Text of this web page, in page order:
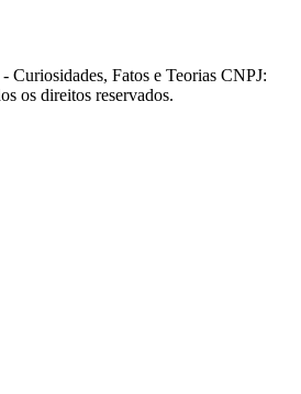
Curiosidades, Fatos e Teorias CNPJ:
os direitos reservados.